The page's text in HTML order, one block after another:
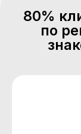
80%
по